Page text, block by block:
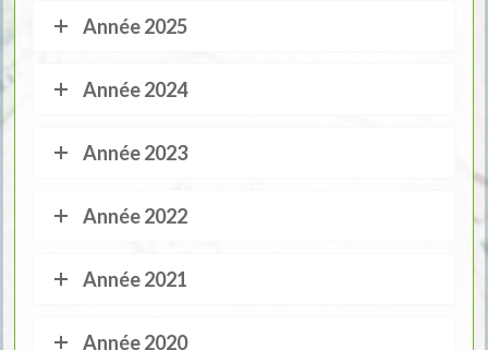
Année 2025
Année 2024
Année 2023
Année 2022
Année 2021
Année 2020